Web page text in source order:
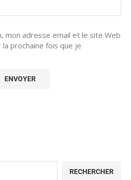
mon adresse email et le site Web
prochaine fois que je
RECHERCHER